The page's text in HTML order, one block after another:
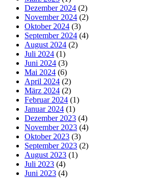
Dezember 2024 (2)
November 2024 (2)
Oktober 2024 (3)
September 2024 (4)
August 2024 (2)
Juli 2024 (1)
Juni 2024 (3)
Mai 2024 (6)
April 2024 (2)
März 2024 (2)
Februar 2024 (1)
Januar 2024 (1)
Dezember 2023 (4)
November 2023 (4)
Oktober 2023 (3)
September 2023 (2)
August 2023 (1)
Juli 2023 (4)
Juni 2023 (4)